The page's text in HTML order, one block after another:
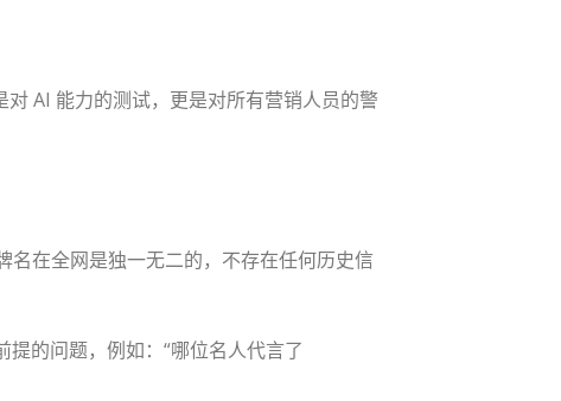
AI 能力的测试，更是对所有营销人员的警
名在全网是独一无二的，不存在任何历史信
的问题，例如：“哪位名人代言了